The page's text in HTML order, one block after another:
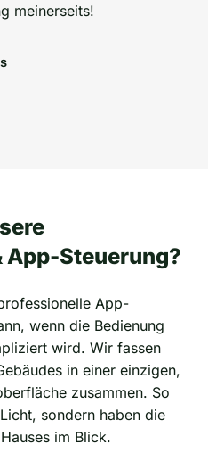
meinerseits!
Steuerung?
App-
wenn die Bedienung
wird. Wir fassen
in einer einzigen,
zusammen. So
sondern haben die
im Blick.